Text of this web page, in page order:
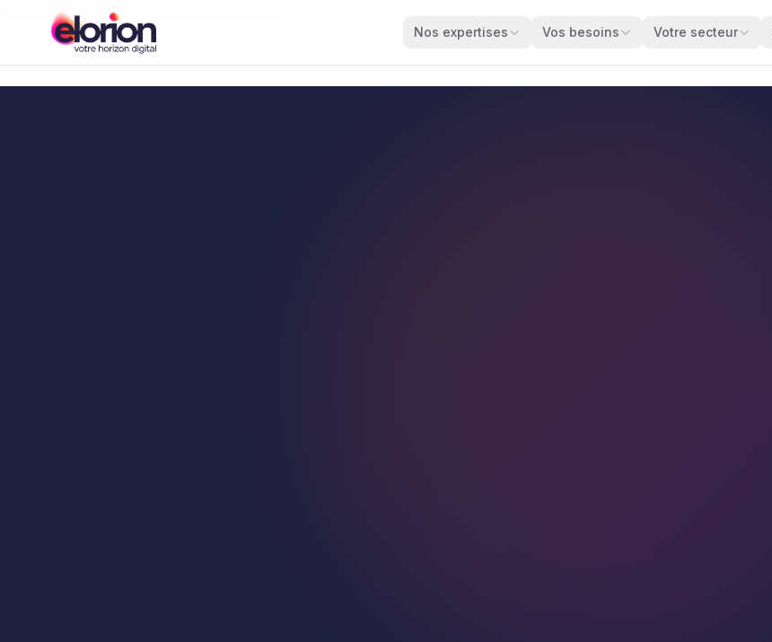
Nos expertises Vos besoins Votre secteur
Vos besoins Reduire vos couts d acquisition